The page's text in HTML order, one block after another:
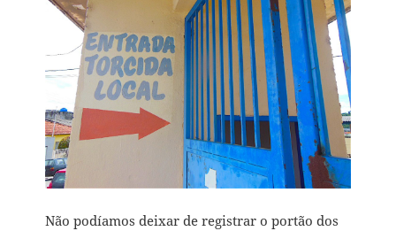
Não podíamos deixar de registrar o portão dos